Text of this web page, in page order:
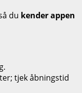
du kender appen
tjek åbningstid